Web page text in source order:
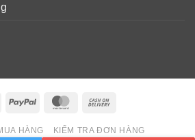
Visa PayPal MasterCard
Delivery
HÀNG KIỂM TRA ĐƠN HÀNG